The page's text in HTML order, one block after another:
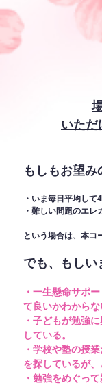
いただ
もしもお望み
・いま毎日平均し
・難しい問題のエ
という場合は、本コ
でも、もしい
・一生懸命サポ
て良いかわからな
・子どもが勉強
している。
・学校や塾の授
を探しているが、
・勉強をめぐっ